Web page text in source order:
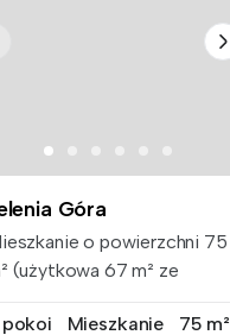
Góra
o powierzchni 75
(użytkowa 67 m² ze
Mieszkanie 75 m²